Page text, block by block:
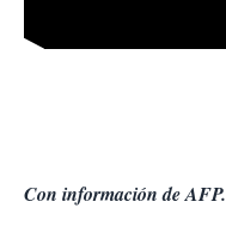
Con información de AFP.